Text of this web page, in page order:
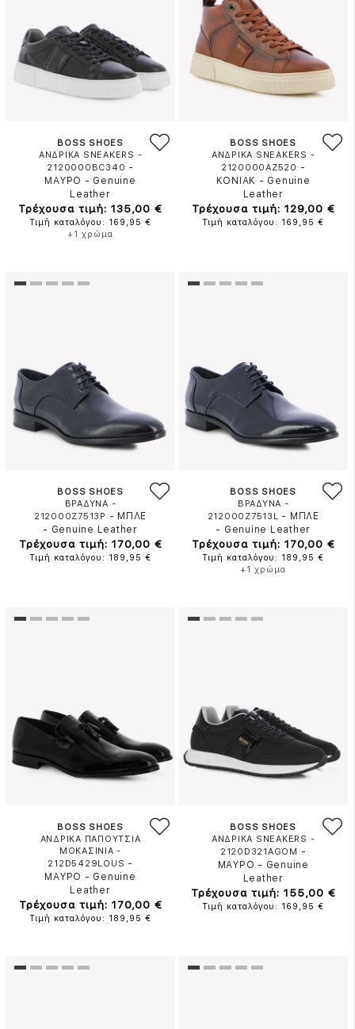
BOSS SHOES
ΑΝΔΡΙΚΑ SNEAKERS -
2120000BC340 -
ΜΑΥΡΟ - Genuine
Leather
Τρέχουσα τιμή: 135,00 €
Τιμή καταλόγου: 169,95 €
+1 χρώμα
BOSS SHOES
ΑΝΔΡΙΚΑ SNEAKERS -
2120000AZ520 -
ΚΟΝΙΑΚ - Genuine
Leather
Τρέχουσα τιμή: 129,00 €
Τιμή καταλόγου: 169,95 €
BOSS SHOES
ΒΡΑΔΥΝΑ -
212000Z7513P -ΜΠΛΕ
- Genuine Leather
Τρέχουσα τιμή: 170,00 €
Τιμή καταλόγου: 189,95 €
BOSS SHOES
ΒΡΑΔΥΝΑ -
212000Z7513L - ΜΠΛΕ
- Genuine Leather
Τρέχουσα τιμή: 170,00 €
Τιμή καταλόγου: 189,95 €
+1 χρώμα
BOSS SHOES
ΑΝΔΡΙΚΑ ΠΑΠΟΥΤΣΙΑ
ΜΟΚΑΣΙΝΙΑ -
212D5429LOUS -
ΜΑΥΡΟ - Genuine
Leather
Τρέχουσα τιμή: 170,00 €
Τιμή καταλόγου: 189,95 €
BOSS SHOES
ΑΝΔΡΙΚΑ SNEAKERS -
2120D321AGOM -
ΜΑΥΡΟ - Genuine
Leather
Τρέχουσα τιμή: 155,00 €
Τιμή καταλόγου: 169,95 €